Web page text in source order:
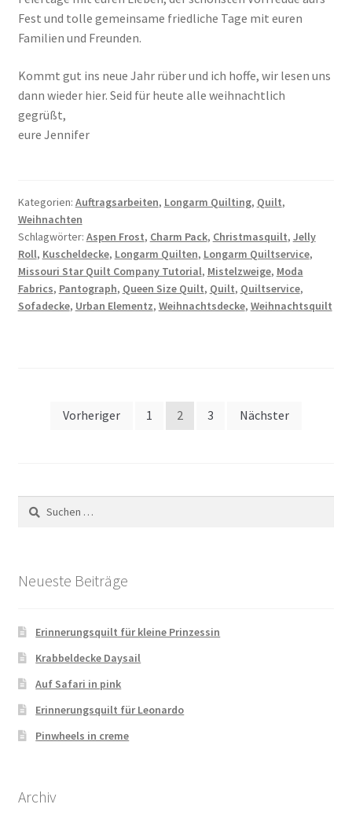
Fest und tolle gemeinsame friedliche Tage mit euren
Familien und Freunden.
Kommt gut ins neue Jahr rüber und ich hoffe, wir lesen uns
dann wieder hier. Seid für heute alle weihnachtlich
gegrüßt,
eure Jennifer
Kategorien: Auftragsarbeiten, Longarm Quilting, Quilt,
Weihnachten
Schlagwörter: Aspen Frost, Charm Pack, Christmasquilt, Jelly
Roll, Kuscheldecke, Longarm Quilten, Longarm Quiltservice,
Missouri Star Quilt Company Tutorial, Mistelzweige, Moda
Fabrics, Pantograph, Queen Size Quilt, Quilt, Quiltservice,
Sofadecke, Urban Elementz, Weihnachtsdecke, Weihnachtsquilt
Seitennummerierung
Vorheriger 1 2 3 Nächster
Suchen
nach:
Neueste Beiträge
Erinnerungsquilt für kleine Prinzessin
Krabbeldecke Daysail
Auf Safari in pink
Erinnerungsquilt für Leonardo
Pinwheels in creme
Archiv